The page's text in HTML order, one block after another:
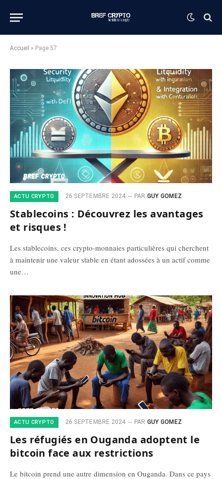
Accueil » Page 57
ACTU CRYPTO 26 SEPTEMBRE 2024 PAR GUY GOMEZ
Stablecoins : Découvrez les avantages
et risques !
Les stablecoins, ces crypto-monnaies particulières qui cherchent
à maintenir une valeur stable en étant adossées à un actif comme
une…
ACTU CRYPTO 26 SEPTEMBRE 2024 PAR GUY GOMEZ
Les réfugiés en Ouganda adoptent le
bitcoin face aux restrictions
Le bitcoin prend une autre dimension en Ouganda. Dans ce pays